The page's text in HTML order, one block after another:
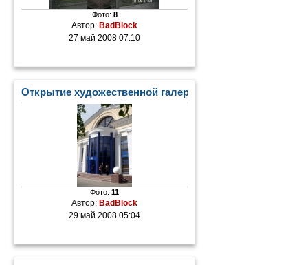
Фото: 8
Автор:BadBlock
27 май 2008 07:10
Открытие художественной галереи
Фото:11
Автор: BadBlock
29 май 2008 05:04